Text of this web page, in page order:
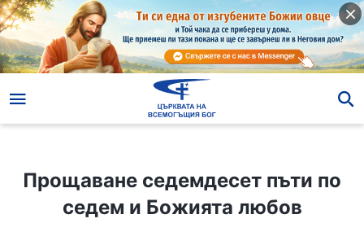
Прощаване седемдесет пъти по
седем и Божията любов